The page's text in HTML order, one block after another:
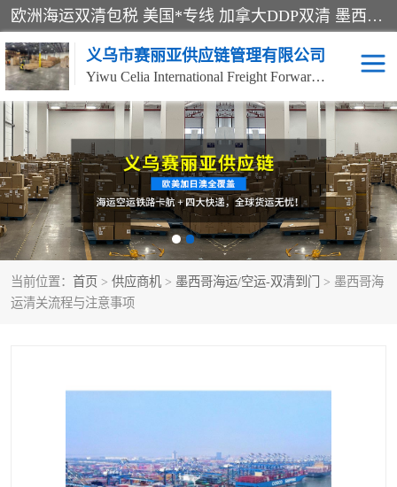
欧洲海运双清包税 美国*专线 加拿大DDP双清 墨西哥跨境空运 澳大利亚专线物流 跨境电商物流服务 国际快递到门服务 海运*渠道 一站式跨境物流解决方案 TikTok/SHEIN专线 电商平台FBA头程运输 国际铁路运输欧洲 UPS/DDHL/联邦快递跨境 美国双清到门物流 跨境*运输
义乌市赛丽亚供应链管理有限公司
Yiwu Celia International Freight Forwarding Co., Ltd
当前位置： 首页 > 供应商机 > 墨西哥海运/空运-双清到门
> 墨西哥海
运清关流程与注意事项
美森快船 欧洲卡航
加拿大海运/空运-双清到
门
澳大利亚海运/空运-双清
到门
墨西哥海运/空运-双清到
门